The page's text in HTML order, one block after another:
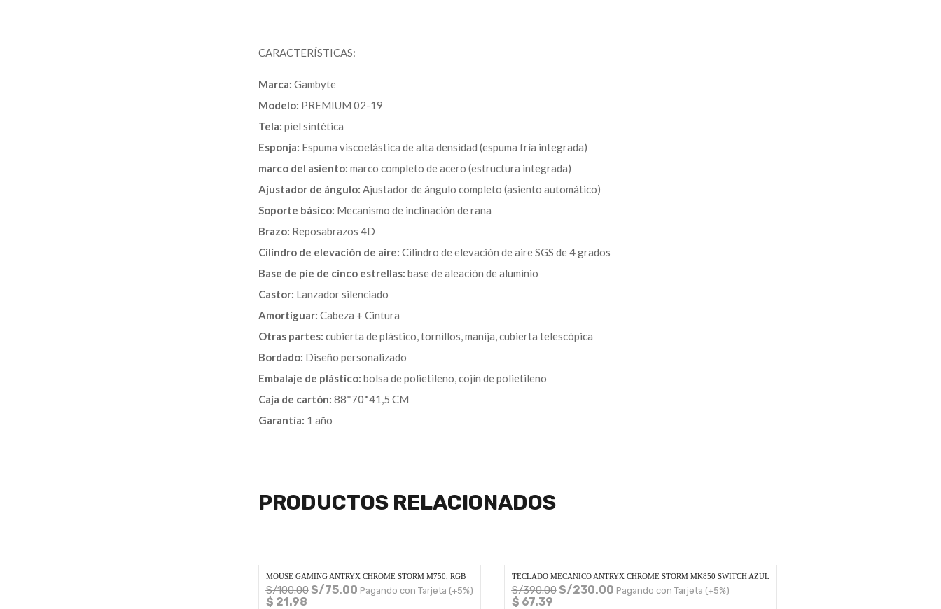
CARACTERÍSTICAS:
Marca: Gambyte
Modelo: PREMIUM 02-19
Tela: piel sintética
Esponja: Espuma viscoelástica de alta densidad (espuma fría integrada)
marco del asiento: marco completo de acero (estructura integrada)
Ajustador de ángulo: Ajustador de ángulo completo (asiento automático)
Soporte básico: Mecanismo de inclinación de rana
Brazo: Reposabrazos 4D
Cilindro de elevación de aire: Cilindro de elevación de aire SGS de 4 grados
Base de pie de cinco estrellas: base de aleación de aluminio
Castor: Lanzador silenciado
Amortiguar: Cabeza + Cintura
Otras partes: cubierta de plástico, tornillos, manija, cubierta telescópica
Bordado: Diseño personalizado
Embalaje de plástico: bolsa de polietileno, cojín de polietileno
Caja de cartón: 88*70*41,5 CM
Garantía: 1 año
PRODUCTOS RELACIONADOS
MOUSE GAMING ANTRYX CHROME STORM M750, RGB
S/100.00S/75.00 Pagando con Tarjeta (+5%)
$ 21.98
TECLADO MECANICO ANTRYX CHROME STORM MK850 SWITCH AZUL
S/390.00S/230.00 Pagando con Tarjeta (+5%)
$ 67.39